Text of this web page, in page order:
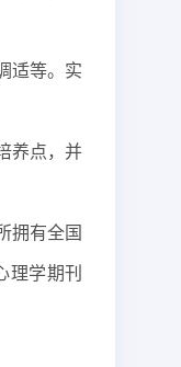
适等。实
养点，并
拥有全国
理学期刊